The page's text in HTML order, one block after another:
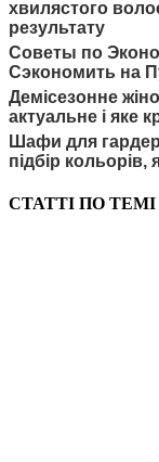
хвилястого
результату
Советы по
Сэкономить на
Демісезонне
актуальне і яке
Шафи для
підбір
СТАТТІ ПО ТЕМІ